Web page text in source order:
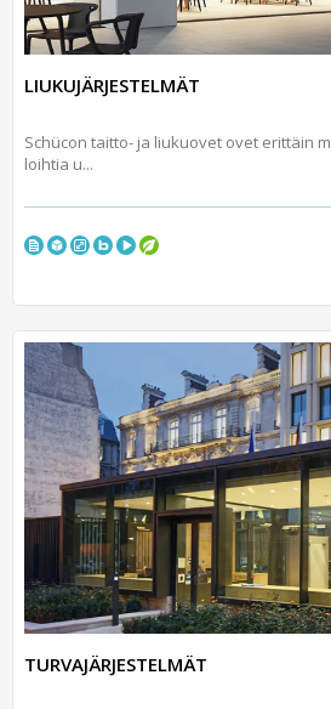
LIUKUJÄRJESTELMÄT
Schücon taitto- ja liukuovet ovet erittäin
loihtia u...
TURVAJÄRJESTELMÄT